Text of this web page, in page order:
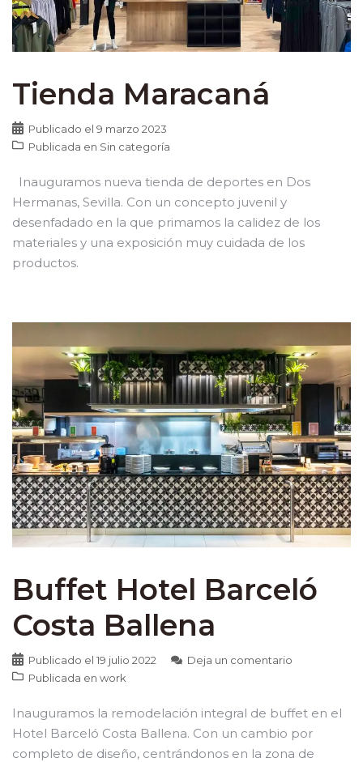
Tienda Maracaná
Publicado el 9 marzo 2023
Publicada en Sin categoría
Inauguramos nueva tienda de deportes en Dos
Hermanas, Sevilla. Con un concepto juvenil y
desenfadado en la que primamos la calidez de los
materiales y una exposición muy cuidada de los
productos.
Buffet Hotel Barceló
Costa Ballena
Publicado el 19 julio 2022
Deja un comentario
Publicada en work
Inauguramos la remodelación integral de buffet en el
Hotel Barceló Costa Ballena. Con un cambio por
completo de diseño, centrándonos en la zona de